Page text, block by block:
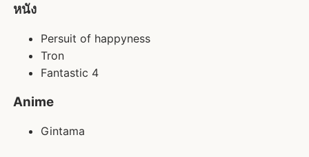
หนัง
Persuit of happyness
Tron
Fantastic 4
Anime
Gintama